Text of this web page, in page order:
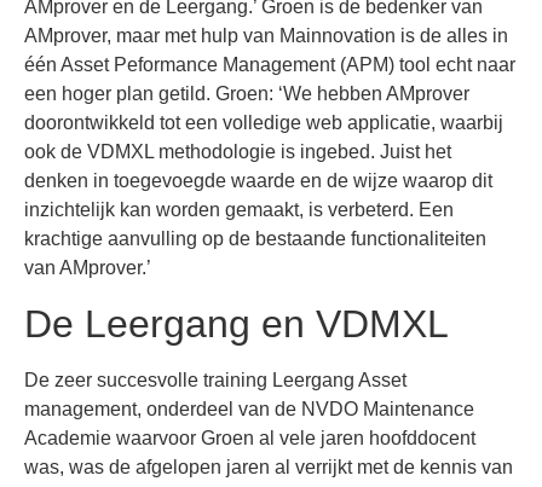
AMprover en de Leergang.’ Groen is de bedenker van
AMprover, maar met hulp van Mainnovation is de alles in
één Asset Peformance Management (APM) tool echt naar
een hoger plan getild. Groen: ‘We hebben AMprover
doorontwikkeld tot een volledige web applicatie, waarbij
ook de VDMXL methodologie is ingebed. Juist het
denken in toegevoegde waarde en de wijze waarop dit
inzichtelijk kan worden gemaakt, is verbeterd. Een
krachtige aanvulling op de bestaande functionaliteiten
van AMprover.’
De Leergang en VDMXL
De zeer succesvolle training Leergang Asset
management, onderdeel van de NVDO Maintenance
Academie waarvoor Groen al vele jaren hoofddocent
was, was de afgelopen jaren al verrijkt met de kennis van